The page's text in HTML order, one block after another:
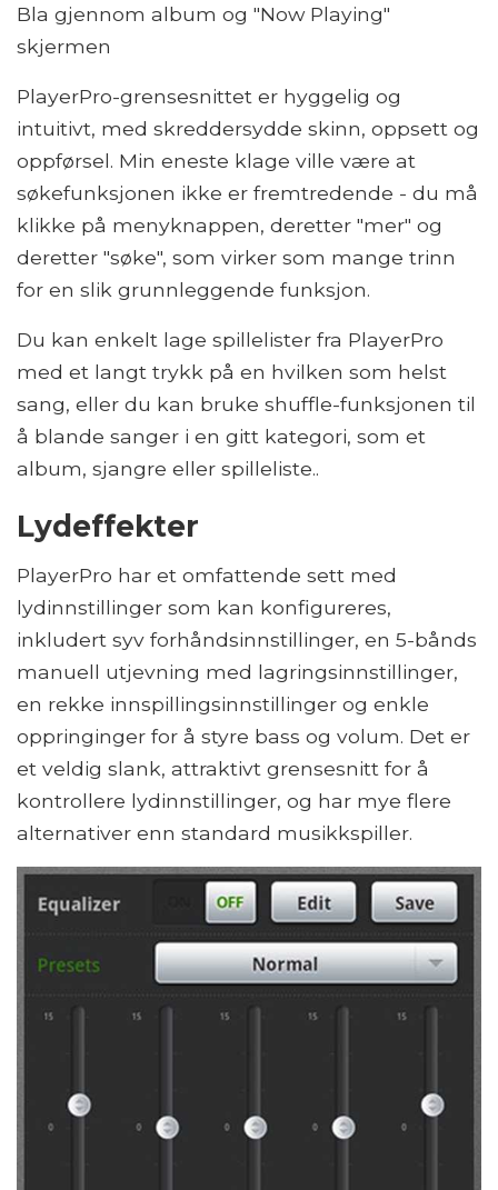
Bla gjennom album og "Now Playing"
skjermen
PlayerPro-grensesnittet er hyggelig og
intuitivt, med skreddersydde skinn, oppsett og
oppførsel. Min eneste klage ville være at
søkefunksjonen ikke er fremtredende - du må
klikke på menyknappen, deretter "mer" og
deretter "søke", som virker som mange trinn
for en slik grunnleggende funksjon.
Du kan enkelt lage spillelister fra PlayerPro
med et langt trykk på en hvilken som helst
sang, eller du kan bruke shuffle-funksjonen til
å blande sanger i en gitt kategori, som et
album, sjangre eller spilleliste..
Lydeffekter
PlayerPro har et omfattende sett med
lydinnstillinger som kan konfigureres,
inkludert syv forhåndsinnstillinger, en 5-bånds
manuell utjevning med lagringsinnstillinger,
en rekke innspillingsinnstillinger og enkle
oppringinger for å styre bass og volum. Det er
et veldig slank, attraktivt grensesnitt for å
kontrollere lydinnstillinger, og har mye flere
alternativer enn standard musikkspiller.